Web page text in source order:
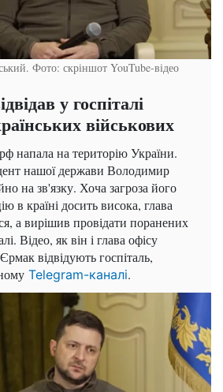
Фото: скріншот YouTube-відео
у госпіталі
військових
напала на територію України.
нашої держави Володимир
на зв'язку. Хоча загроза його
в країні досить висока, глава
а вирішив провідати поранених
Відео, як він і глава офісу
відвідують госпіталь,
Telegram-каналі.